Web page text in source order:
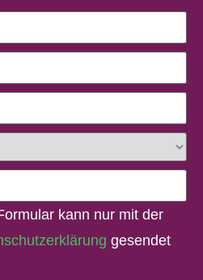
kann nur mit der
gesendet